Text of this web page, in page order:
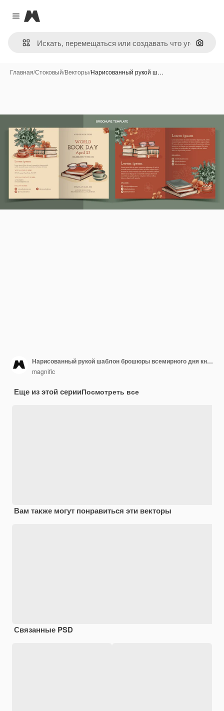
Close menu
Magnific
Поиск
Главная/Стоковый/Векторы/Нарисованный рукой ш…
Нарисованный рукой шаблон брошюры всемирного дня книги
magnific
Еще из этой серииПосмотреть все
Вам также могут понравиться эти векторы
Связанные PSD